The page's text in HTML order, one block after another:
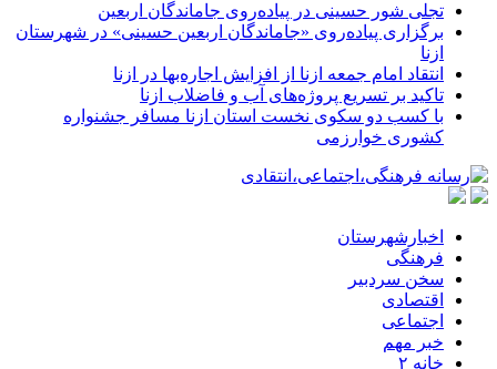
تجلی شور حسینی در پیاده‌روی جاماندگان اربعین
برگزاری پیاده‌روی «جاماندگان اربعین حسینی» در شهرستان
ازنا
انتقاد امام جمعه ازنا از افزایش اجاره‌بها در ازنا
تاکید بر تسریع پروژه‌های آب و فاضلاب ازنا
با کسب دو سکوی نخست استان ازنا مسافر جشنواره
کشوری خوارزمی
اخبارشهرستان
فرهنگی
سخن سردبیر
اقتصادی
اجتماعی
خبر مهم
خانه ۲